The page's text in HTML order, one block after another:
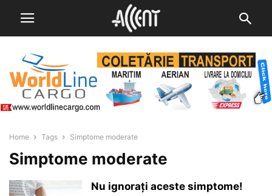
Home Tags Simptome moderate
Simptome moderate
Nu ignoraţi aceste simptome!